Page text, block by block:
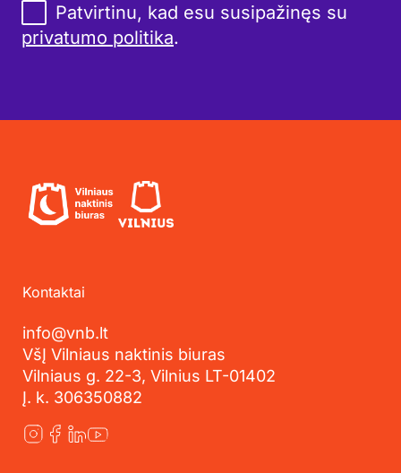
Patvirtinu, kad esu susipažinęs su
privatumo politika.
Kontaktai
info@vnb.lt
VšĮ Vilniaus naktinis biuras
Vilniaus g. 22-3, Vilnius LT-01402
Į. k. 306350882